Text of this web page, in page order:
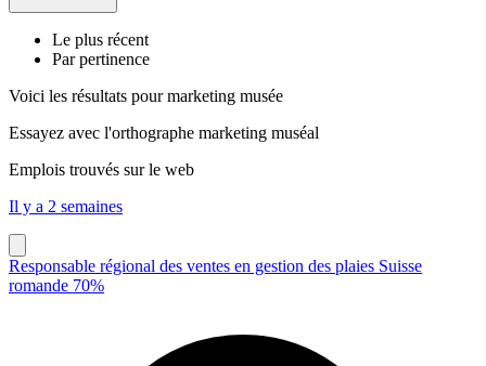
Le plus récent
Par pertinence
Voici les résultats pour marketing musée
Essayez avec l'orthographe marketing muséal
Emplois trouvés sur le web
Il y a 2 semaines
Responsable régional des ventes en gestion des plaies Suisse
romande 70%